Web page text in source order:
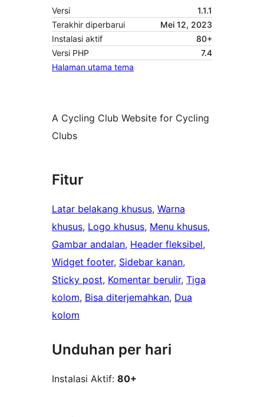
Versi
1.1.1
Terakhir diperbarui
Mei 12, 2023
Instalasi aktif
80+
Versi PHP
7.4
Halaman utama tema
A Cycling Club Website for Cycling
Clubs
Fitur
Latar belakang khusus, Warna
khusus, Logo khusus, Menu khusus
Gambar andalan, Header fleksibel
Widget footer, Sidebar kanan
Sticky post, Komentar berulir, Tiga
kolom, Bisa diterjemahkan, Dua
kolom
Unduhan per hari
Instalasi Aktif: 80+